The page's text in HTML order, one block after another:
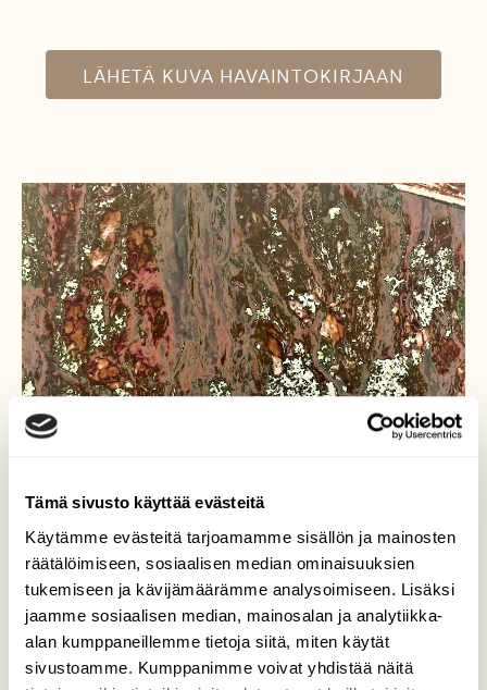
Tämä sivusto käyttää evästeitä
Käytämme evästeitä tarjoamamme sisällön ja mainosten
räätälöimiseen, sosiaalisen median ominaisuuksien
tukemiseen ja kävijämäärämme analysoimiseen. Lisäksi
jaamme sosiaalisen median, mainosalan ja analytiikka-
alan kumppaneillemme tietoja siitä, miten käytät
sivustoamme. Kumppanimme voivat yhdistää näitä
LÄHETÄ KUVA HAVAINTOKIRJAAN